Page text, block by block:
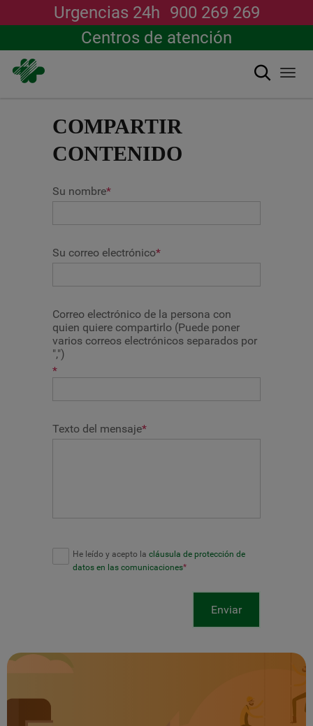
Urgencias 24h 900 269 269
Centros de atención
Buscar
COMPARTIR
CONTENIDO
Su nombre*
Su correo electrónico*
Correo electrónico de la persona con
quien quiere compartirlo (Puede poner
varios correos electrónicos separados por
",")
*
Texto del mensaje*
He leído y acepto la cláusula de protección de
datos en las comunicaciones*
Enviar